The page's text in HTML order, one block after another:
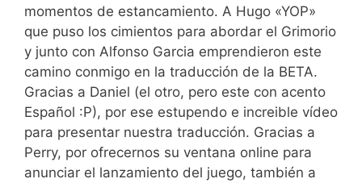
momentos de estancamiento. A Hugo «YOP»
que puso los cimientos para abordar el Grimorio
y junto con Alfonso Garcia emprendieron este
camino conmigo en la traducción de la BETA.
Gracias a Daniel (el otro, pero este con acento
Español :P), por ese estupendo e increible vídeo
para presentar nuestra traducción. Gracias a
Perry, por ofrecernos su ventana online para
anunciar el lanzamiento del juego, también a